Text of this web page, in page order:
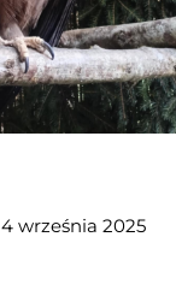
4 września 2025